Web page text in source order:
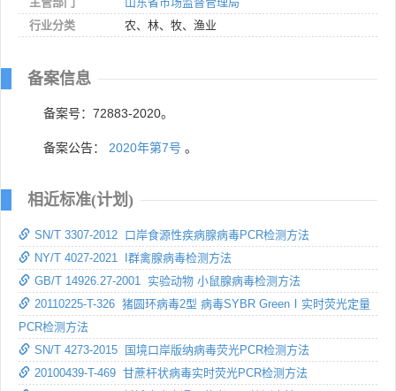
行业分类
农、林、牧、渔业
备案信息
备案号：72883-2020。
备案公告： 2020年第7号 。
相近标准(计划)
SN/T 3307-2012 口岸食源性疾病腺病毒PCR检测方法
NY/T 4027-2021 I群禽腺病毒检测方法
GB/T 14926.27-2001 实验动物 小鼠腺病毒检测方法
20110225-T-326 猪圆环病毒2型 病毒SYBR GreenⅠ实时荧光定量
PCR检测方法
SN/T 4273-2015 国境口岸版纳病毒荧光PCR检测方法
20100439-T-469 甘蔗杆状病毒实时荧光PCR检测方法